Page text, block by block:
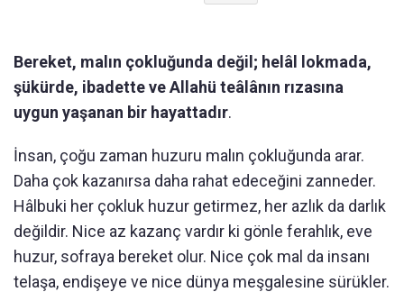
Bereket, malın çokluğunda değil; helâl lokmada,
şükürde, ibadette ve Allahü teâlânın rızasına
uygun yaşanan bir hayattadır.
İnsan, çoğu zaman huzuru malın çokluğunda arar.
Daha çok kazanırsa daha rahat edeceğini zanneder.
Hâlbuki her çokluk huzur getirmez, her azlık da darlık
değildir. Nice az kazanç vardır ki gönle ferahlık, eve
huzur, sofraya bereket olur. Nice çok mal da insanı
telaşa, endişeye ve nice dünya meşgalesine sürükler.